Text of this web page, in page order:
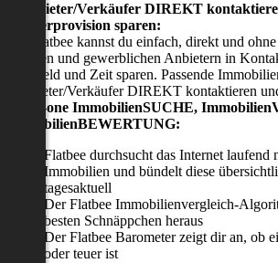
Viermieter/Verkäufer DIREKT
Maklerprovision sparen:
Mit Flatbee kannst du einfach, direkt und
privaten und gewerblichen Anbietern in
viel Geld und Zeit sparen. Passende
Vermieter/Verkäufer DIREKT kontaktieren
All-in-one ImmobilienSUCHE,
ImmobilienBEWERTUNG:
Flatbee durchsucht das Internet laufend
Immobilien und bündelt diese
tagesaktuell
Der Flatbee Immobilienvergleich-
besten Schnäppchen heraus
Der Flatbee Barometer zeigt dir an, ob
oder teuer ist